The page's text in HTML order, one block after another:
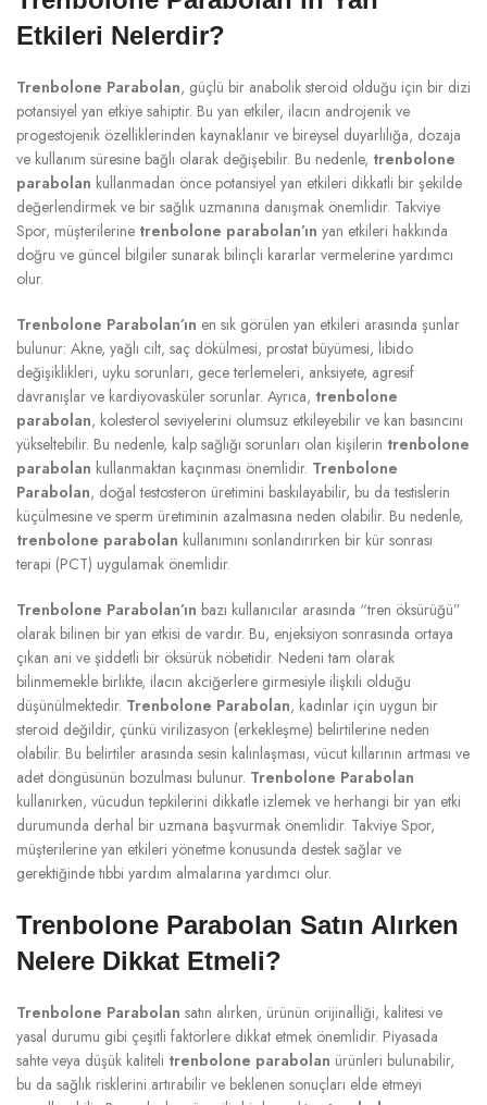
Etkileri Nelerdir?
Trenbolone Parabolan, güçlü bir anabolik steroid olduğu için bir dizi
potansiyel yan etkiye sahiptir. Bu yan etkiler, ilacın androjenik ve
progestojenik özelliklerinden kaynaklanır ve bireysel duyarlılığa, dozaja
ve kullanım süresine bağlı olarak değişebilir. Bu nedenle, trenbolone
parabolan kullanmadan önce potansiyel yan etkileri dikkatli bir şekilde
değerlendirmek ve bir sağlık uzmanına danışmak önemlidir. Takviye
Spor, müşterilerine trenbolone parabolan’ın yan etkileri hakkında
doğru ve güncel bilgiler sunarak bilinçli kararlar vermelerine yardımcı
olur.
Trenbolone Parabolan’ın en sık görülen yan etkileri arasında şunlar
bulunur: Akne, yağlı cilt, saç dökülmesi, prostat büyümesi, libido
değişiklikleri, uyku sorunları, gece terlemeleri, anksiyete, agresif
davranışlar ve kardiyovasküler sorunlar. Ayrıca, trenbolone
parabolan, kolesterol seviyelerini olumsuz etkileyebilir ve kan basıncını
yükseltebilir. Bu nedenle, kalp sağlığı sorunları olan kişilerin trenbolone
parabolan kullanmaktan kaçınması önemlidir. Trenbolone
Parabolan, doğal testosteron üretimini baskılayabilir, bu da testislerin
küçülmesine ve sperm üretiminin azalmasına neden olabilir. Bu nedenle,
trenbolone parabolan kullanımını sonlandırırken bir kür sonrası
terapi (PCT) uygulamak önemlidir.
Trenbolone Parabolan’ın bazı kullanıcılar arasında “tren öksürüğü”
olarak bilinen bir yan etkisi de vardır. Bu, enjeksiyon sonrasında ortaya
çıkan ani ve şiddetli bir öksürük nöbetidir. Nedeni tam olarak
bilinmemekle birlikte, ilacın akciğerlere girmesiyle ilişkili olduğu
düşünülmektedir. Trenbolone Parabolan, kadınlar için uygun bir
steroid değildir, çünkü virilizasyon (erkekleşme) belirtilerine neden
olabilir. Bu belirtiler arasında sesin kalınlaşması, vücut kıllarının artması ve
adet döngüsünün bozulması bulunur. Trenbolone Parabolan
kullanırken, vücudun tepkilerini dikkatle izlemek ve herhangi bir yan etki
durumunda derhal bir uzmana başvurmak önemlidir. Takviye Spor,
müşterilerine yan etkileri yönetme konusunda destek sağlar ve
gerektiğinde tıbbi yardım almalarına yardımcı olur.
Trenbolone Parabolan Satın Alırken
Nelere Dikkat Etmeli?
Trenbolone Parabolan satın alırken, ürünün orijinalliği, kalitesi ve
yasal durumu gibi çeşitli faktörlere dikkat etmek önemlidir. Piyasada
sahte veya düşük kaliteli trenbolone parabolan ürünleri bulunabilir,
bu da sağlık risklerini artırabilir ve beklenen sonuçları elde etmeyi